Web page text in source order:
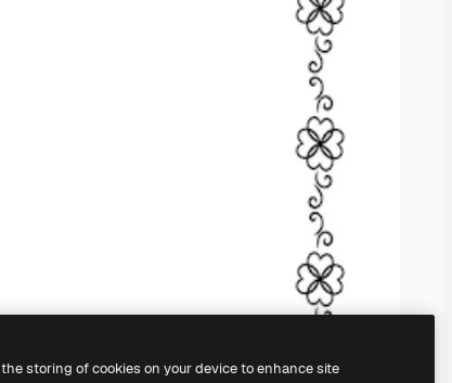
storing of cookies on your device to enhance site